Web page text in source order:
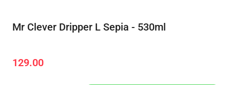
Mr Clever Dripper L Sepia - 530ml
Cena:
129.00